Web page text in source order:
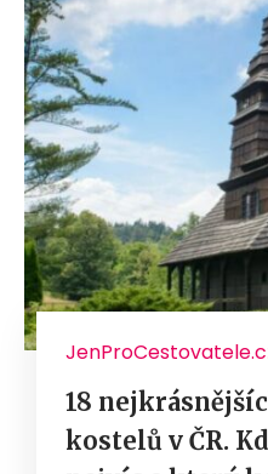
18
kostelů v ČR.